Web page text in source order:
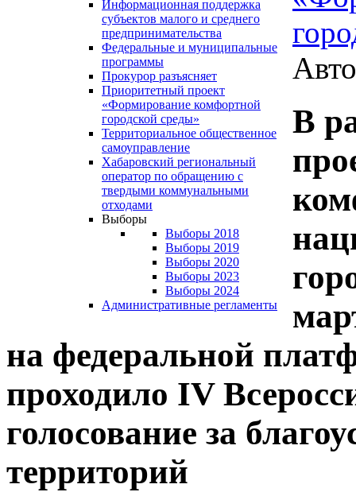
Информационная поддержка
субъектов малого и среднего
предпринимательства
Федеральные и муниципальные
программы
Прокурор разъясняет
Приоритетный проект
«Формирование комфортной
городской среды»
Территориальное общественное
самоуправление
Хабаровский региональный
оператор по обращению с
твердыми коммунальными
отходами
Выборы
Выборы 2018
Выборы 2019
Выборы 2020
Выборы 2023
Выборы 2024
Административные регламенты
В
на федеральной
проходило IV
голосование за
территорий